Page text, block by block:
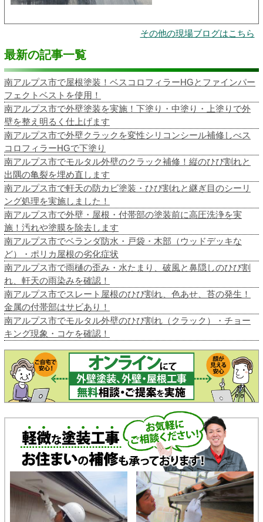
その他の現場ブログはこちら
最新の記事一覧
南アルプス市で屋根塗装！ベスコロフィラーHGとファインパー
フェクトベストを使用！
南アルプス市で外壁塗装を実施！下塗り・中塗り・上塗りで外
壁を整え明るく仕上げます
南アルプス市で外壁クラックを変性シリコンシール補修しべス
コロフィラーHGで下塗り
南アルプス市でモルタル外壁のクラック補修！縦のひび割れと
出隅の亀裂を埋め直します
南アルプス市で軒天の防カビ塗装・ひび割れと継ぎ目のシーリ
ング処理を実施しました！
南アルプス市で外壁・屋根・付帯部の塗装前に高圧洗浄を実
施！汚れや塗膜を除去します
南アルプス市でベランダ防水・戸袋・木部（ウッドデッキな
ど）・ポリカ屋根の劣化症状
南アルプス市で雨樋の歪み・水たまり、破風と鼻隠しのひび割
れ、軒天の雨染みを確認！
南アルプス市でスレート屋根のひび割れ、色あせ、苔の発生！
金属の付帯部はサビあり！
南アルプス市でモルタル外壁のひび割れ（クラック）・チョー
キング現象・コケを確認！